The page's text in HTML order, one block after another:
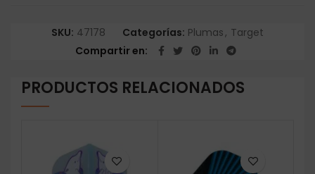
SKU: 47178 Categorías: Plumas, Target
Compartir en
PRODUCTOS RELACIONADOS